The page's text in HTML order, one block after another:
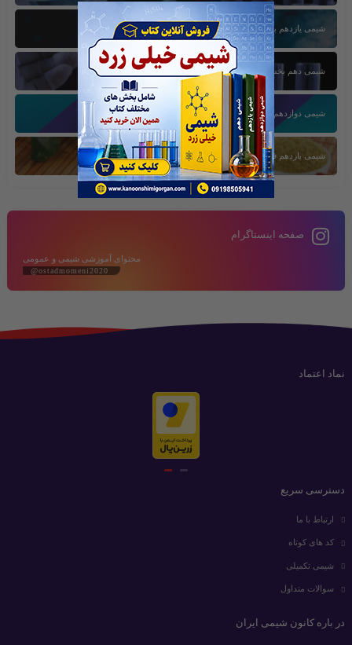
شیمی یازدهم بخش سوم
شیمی دهم بخش اول
شیمی دوازدهم بخش سوم
شیمی یازدهم فصل دوم
صفحه اینستاگرام
محتوای آموزشی شیمی و عمومی
@ostadmomeni2020
نماد اعتماد
دسترسی سریع
ارتباط با ما
کد های کوتاه
شیمی تکمیلی
سوالات متداول
در باره کانون شیمی ایران